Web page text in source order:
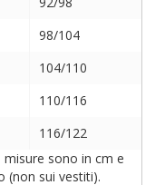
98/104
104/110
110/116
116/122
sono in cm e
(non sui vestiti).